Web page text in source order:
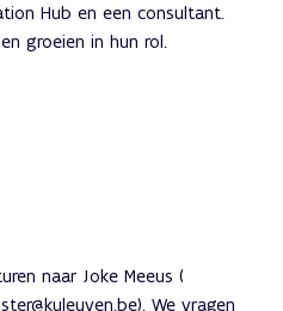
Hub en een consultant.
groeien in hun rol.
naar Joke Meeus (
). We vragen